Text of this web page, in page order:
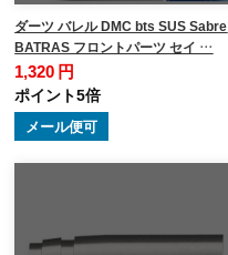
ダーツ バレル DMC bts SUS Sabre
BATRAS フロントパーツ セイ …
1,320 円
ポイント5倍
メール便可